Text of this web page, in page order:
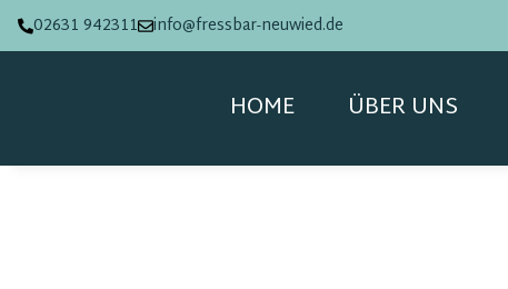
02631 942311 info@fressbar-neuwied.de
HOME ÜBER UNS